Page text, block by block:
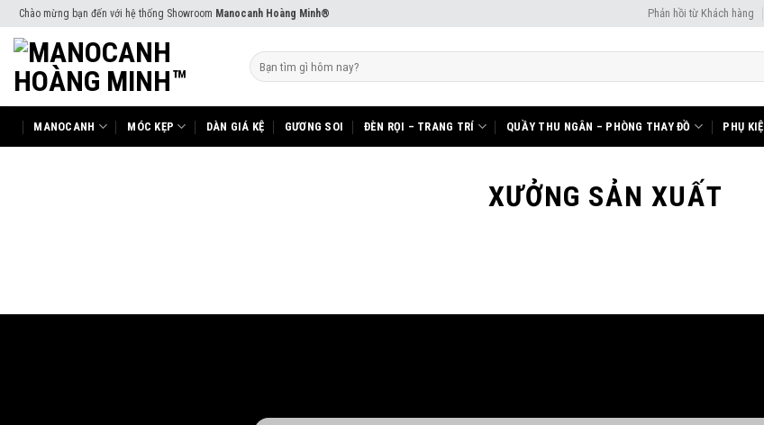
Skip
to
content
Chào mừng bạn đến với hệ thống Showroom Manocanh Hoàng Minh® Phản hồi từ Khách hàng
Tìm
kiếm:
MANOCANH MÓC KẸP DÀN GIÁ KỆ GƯƠNG SOI ĐÈN RỌI – TRANG TRÍ QUẦY THU NGÂN – PHÒNG THAY ĐỒ PHỤ
XƯỞNG SẢN XUẤT